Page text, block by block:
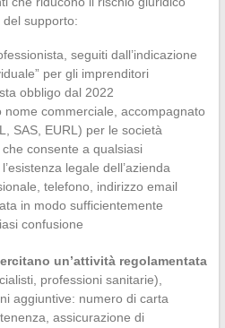
supporto:
seguiti dall’indicazione
per gli imprenditori
obbligo dal 2022
nome commerciale, accompagnato
SAS, EURL) per le società
consente a qualsiasi
legale dell’azienda
telefono, indirizzo email
in modo sufficientemente
confusione
un’attività regolamentata
professioni sanitarie),
aggiuntive: numero di carta
assicurazione di